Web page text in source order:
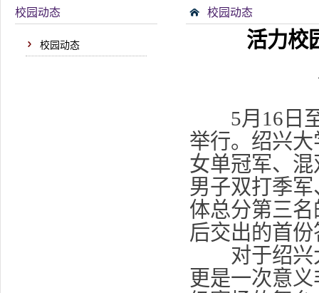
校园动态
校园动态
校园动态
活力校
5月16日
举行。绍兴
女单冠军、
男子双打季
体总分第三
后交出的首
对于绍兴大
更是一次意